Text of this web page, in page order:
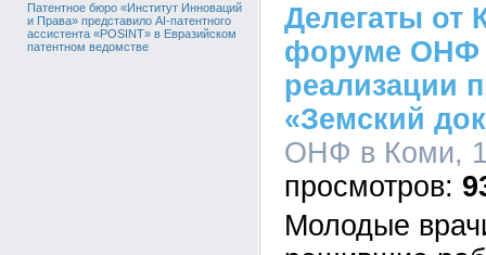
Патентное бюро «Институт Инноваций
и Права» представило AI-патентного
ассистента «POSINT» в Евразийском
патентном ведомстве
Делегаты от
форуме ОНФ
реализации
«Земский
ОНФ в Коми,
Молодые